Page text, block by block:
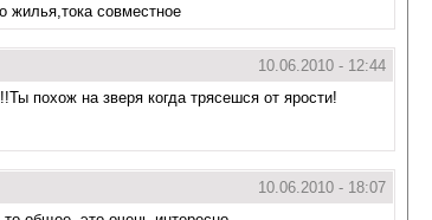
жилья,тока совместное
10.06.2010 - 12:44
похож на зверя когда трясешся от ярости!
10.06.2010 - 18:07